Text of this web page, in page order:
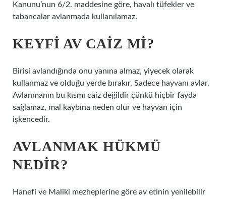
Kanunu’nun 6/2. maddesine göre, havalı tüfekler ve
tabancalar avlanmada kullanılamaz.
KEYFI AV CAIZ MI?
Birisi avlandığında onu yanına almaz, yiyecek olarak
kullanmaz ve olduğu yerde bırakır. Sadece hayvanı avlar.
Avlanmanın bu kısmı caiz değildir çünkü hiçbir fayda
sağlamaz, mal kaybına neden olur ve hayvan için
işkencedir.
AVLANMAK HÜKMÜ
NEDIR?
Hanefi ve Maliki mezheplerine göre av etinin yenilebilir